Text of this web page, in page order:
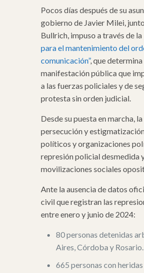
Pocos días después de su
gobierno de Javier Milei,
Bullrich, impuso a través de la
para el mantenimiento del
comunicación”, que
manifestación pública que
a las fuerzas policiales y de
protesta sin orden judicial.
Desde su puesta en marcha,
persecución y
políticos y organizaciones
represión policial desmedida
movilizaciones sociales
Ante la ausencia de datos
civil que registran las
entre enero y junio de 2024:
80 personas detenidas
Aires, Córdoba y Rosario.
665 personas con